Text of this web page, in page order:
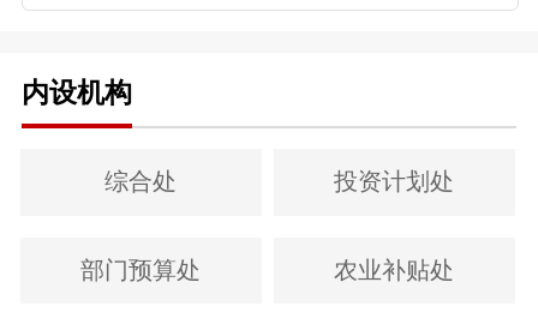
内设机构
综合处 投资计划处
部门预算处 农业补贴处